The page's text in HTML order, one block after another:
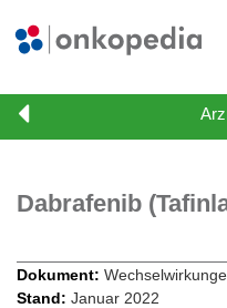
Dabrafenib
Dokument
Stand
Januar 2022